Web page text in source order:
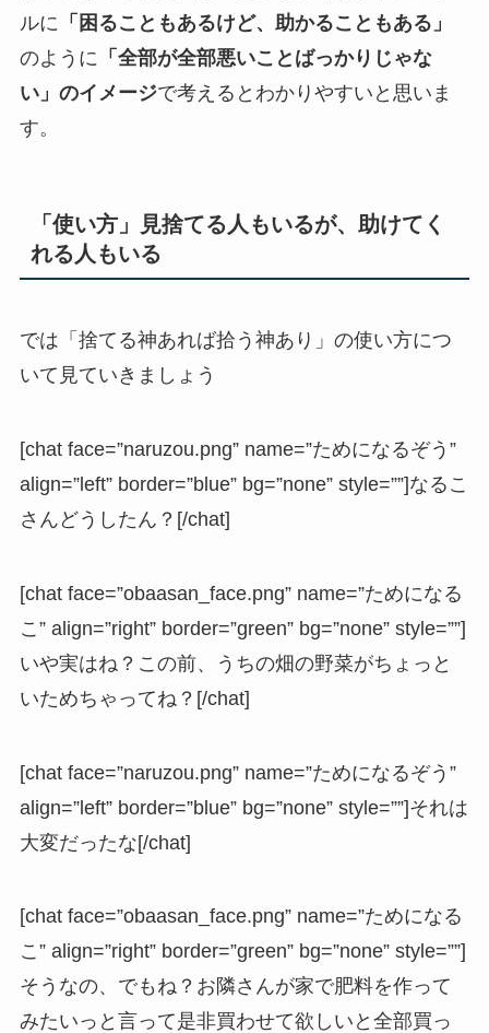
ルに 「困ることもあるけど、助かることもある」
のように 「全部が全部悪いことばっかりじゃな
い」のイメージで考えるとわかりやすいと思いま
す。
「使い方」見捨てる人もいるが、助けてく
れる人もいる
では「捨てる神あれば拾う神あり」の使い方につ
いて見ていきましょう
[chat face=”naruzou.png” name=”ためになるぞう”
align=”left” border=”blue” bg=”none” style=””]なるこ
さんどうしたん？[/chat]
[chat face=”obaasan_face.png” name=”ためになる
こ” align=”right” border=”green” bg=”none” style=””]
いや実はね？この前、うちの畑の野菜がちょっと
いためちゃってね？[/chat]
[chat face=”naruzou.png” name=”ためになるぞう”
align=”left” border=”blue” bg=”none” style=””]それは
大変だったな[/chat]
[chat face=”obaasan_face.png” name=”ためになる
こ” align=”right” border=”green” bg=”none” style=””]
そうなの、でもね？お隣さんが家で肥料を作って
みたいっと言って是非買わせて欲しいと全部買っ